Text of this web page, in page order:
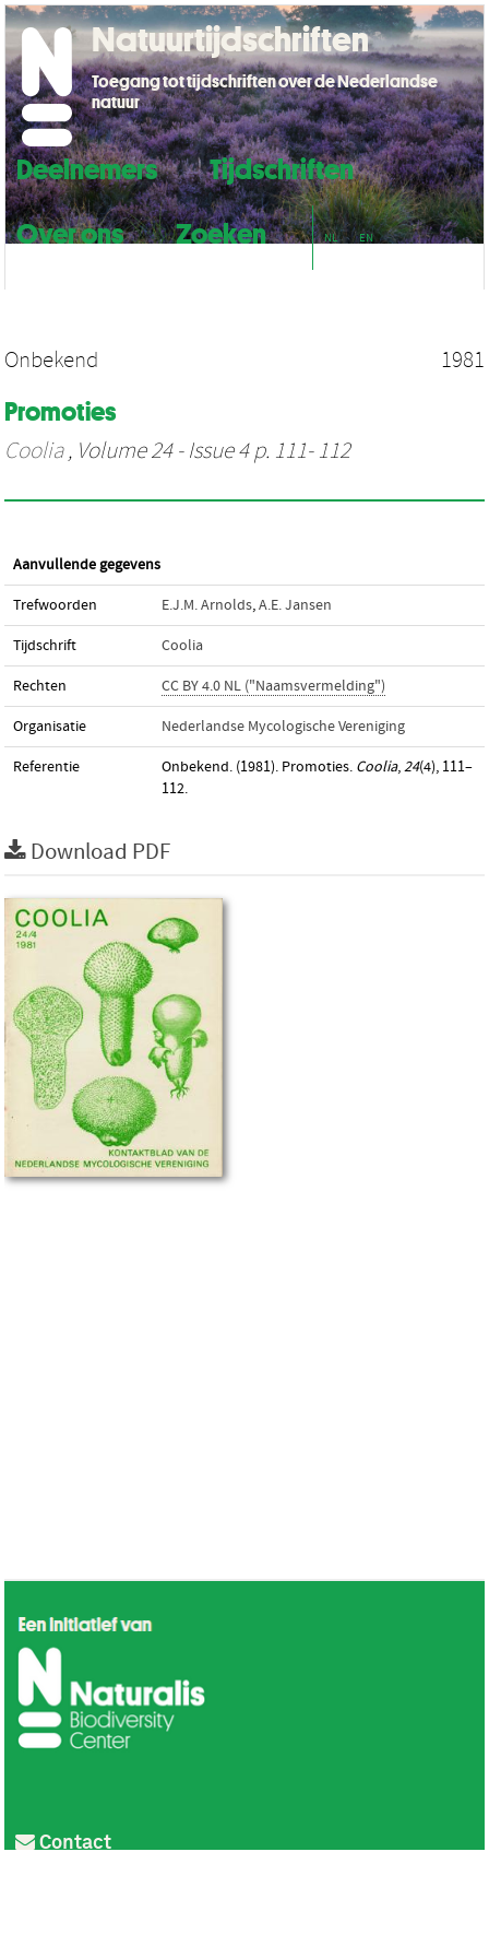
Deelnemers
Tijdschriften
Over ons
Zoeken NL EN
Natuurtijdschriften
Toegang tot tijdschriften over de Nederlandse
natuur
Onbekend 1981
Promoties
Coolia, Volume 24 - Issue 4 p. 111- 112
Aanvullende gegevens
Trefwoorden E.J.M. Arnolds,A.E. Jansen
Tijdschrift Coolia
Rechten CC BY 4.0 NL ("Naamsvermelding")
Organisatie Nederlandse Mycologische Vereniging
Referentie Onbekend. (1981). Promoties. Coolia,24(4), 111–
112.
Download PDF
Contact